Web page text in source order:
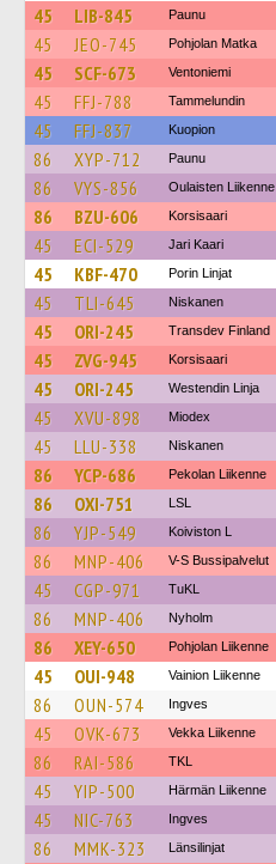
45 LIB-845 Paunu
45 JEO-745 Pohjolan Matka
45 SCF-673 Ventoniemi
45 FFJ-788 Tammelundin
45 FFJ-837 Kuopion
86 XYP-712 Paunu
86 VYS-856 Oulaisten Liikenne
86 BZU-606 Korsisaari
45 ECI-529 Jari Kaari
45 KBF-470 Porin Linjat
45 TLI-645 Niskanen
45 ORI-245 Transdev Finland
45 ZVG-945 Korsisaari
45 ORI-245 Westendin Linja
45 XVU-898 Miodex
45 LLU-338 Niskanen
86 YCP-686 Pekolan Liikenne
86 OXI-751 LSL
86 YJP-549 Koiviston L
86 MNP-406 V-S Bussipalvelut
45 CGP-971 TuKL
86 MNP-406 Nyholm
86 XEY-650 Pohjolan Liikenne
45 OUI-948 Vainion Liikenne
86 OUN-574 Ingves
45 OVK-673 Vekka Liikenne
86 RAI-586 TKL
45 YIP-500 Härmän Liikenne
45 NIC-763 Ingves
86 MMK-323 Länsilinjat